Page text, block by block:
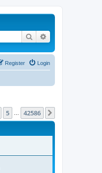
Search
Login
Register
5 42586